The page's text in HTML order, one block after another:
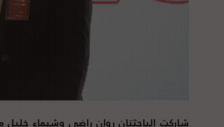
شاركت الباحثتان روان راضي وشيماء